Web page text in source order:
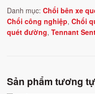
Danh mục: Chổi bên xe
Chổi công nghiệp, Chổi
quét đường, Tennant
Sản phẩm tương tự